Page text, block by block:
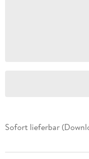
Sofort lieferbar